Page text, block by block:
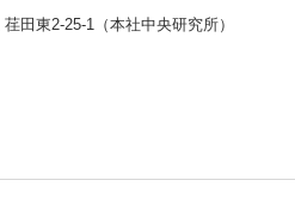
田東2-25-1（本社中央研究所）